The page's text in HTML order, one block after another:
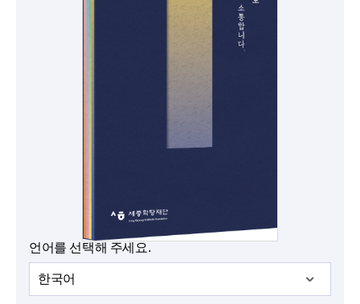
언어를 선택해 주세요.
한국어